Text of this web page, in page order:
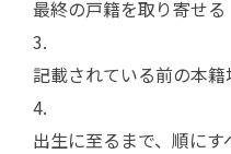
最終の戸籍を取り寄せる
記載されている前の本籍
出生に至るまで、順に